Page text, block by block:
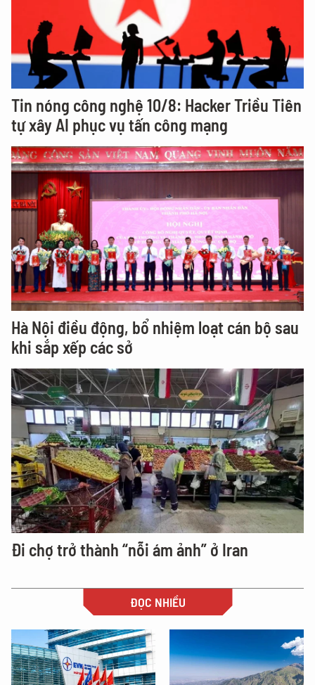
Tin nóng công nghệ 10/8: Hacker Triều Tiên
tự xây AI phục vụ tấn công mạng
Hà Nội điều động, bổ nhiệm loạt cán bộ sau
khi sắp xếp các sở
Đi chợ trở thành “nỗi ám ảnh” ở Iran
ĐỌC NHIỀU